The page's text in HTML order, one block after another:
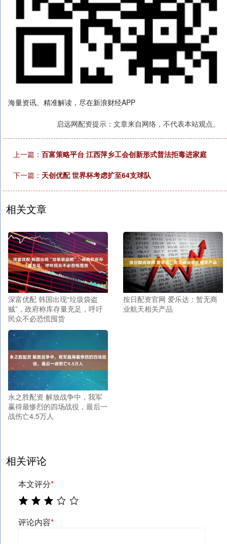
海量资讯、精准解读，尽在新浪财经APP
启远网配资提示：文章来自网络，不代表本站观点。
上一篇： 百富策略平台 江西萍乡工会创新形式普法拒毒进家庭
下一篇： 天创优配 世界杯考虑扩至64支球队
相关文章
深富优配 韩国出现“垃圾袋盗
贼”，政府称库存量充足，呼吁
民众不必恐慌囤货
按日配资官网 爱乐达：暂无商
业航天相关产品
永之胜配资 解放战争中，我军
赢得最惨烈的四场战役，最后一
战伤亡4.5万人
相关评论
本文评分*
评论内容*